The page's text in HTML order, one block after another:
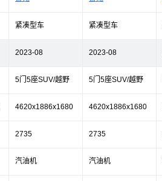
紧凑型车 紧凑型车
2023-08 2023-08
5门5座SUV/越野 5门5座SUV/越野
4620x1886x1680 4620x1886x1680
2735 2735
汽油机 汽油机